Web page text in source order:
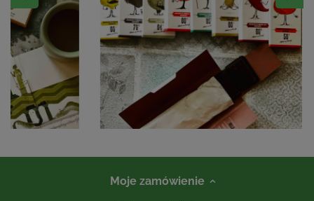
Moje zamówienie